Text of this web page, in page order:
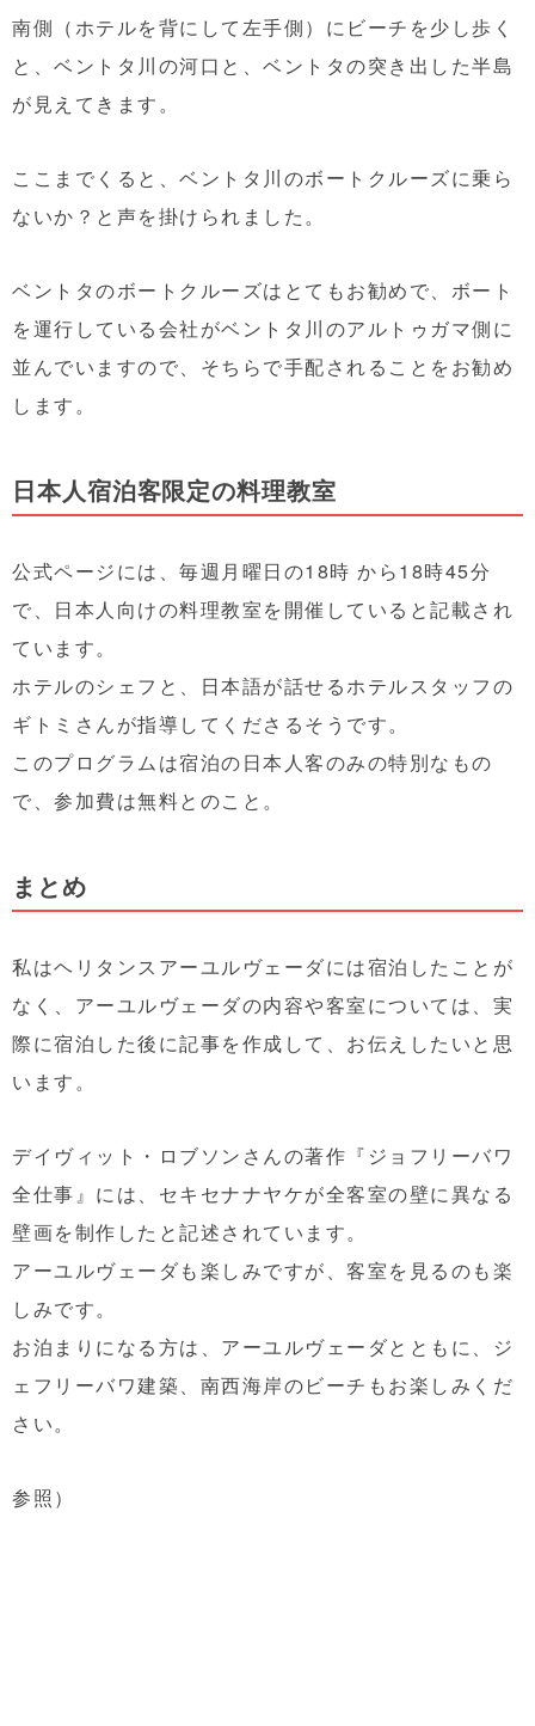
南側（ホテルを背にして左手側）にビーチを少し歩く
と、ベントタ川の河口と、ベントタの突き出した半島
が見えてきます。
ここまでくると、ベントタ川のボートクルーズに乗ら
ないか？と声を掛けられました。
ベントタのボートクルーズはとてもお勧めで、ボート
を運行している会社がベントタ川のアルトゥガマ側に
並んでいますので、そちらで手配されることをお勧め
します。
日本人宿泊客限定の料理教室
公式ページには、毎週月曜日の18時 から18時45分
で、日本人向けの料理教室を開催していると記載され
ています。
ホテルのシェフと、日本語が話せるホテルスタッフの
ギトミさんが指導してくださるそうです。
このプログラムは宿泊の日本人客のみの特別なもの
で、参加費は無料とのこと。
まとめ
私はヘリタンスアーユルヴェーダには宿泊したことが
なく、アーユルヴェーダの内容や客室については、実
際に宿泊した後に記事を作成して、お伝えしたいと思
います。
デイヴィット・ロブソンさんの著作『ジョフリーバワ
全仕事』には、セキセナナヤケが全客室の壁に異なる
壁画を制作したと記述されています。
アーユルヴェーダも楽しみですが、客室を見るのも楽
しみです。
お泊まりになる方は、アーユルヴェーダとともに、ジ
ェフリーバワ建築、南西海岸のビーチもお楽しみくだ
さい。
参照）